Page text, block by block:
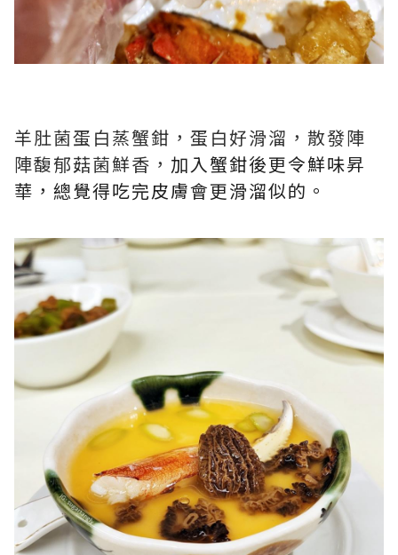
羊肚菌蛋白蒸蟹鉗，蛋白好滑溜，散發陣
陣馥郁菇菌鮮香， 加入蟹鉗後更令鮮味昇
華，總覺得吃完皮膚會更滑溜似的。